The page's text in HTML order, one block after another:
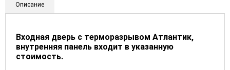
Описание
Входная дверь с терморазрывом Атлантик,
внутренняя панель входит в указанную
стоимость.